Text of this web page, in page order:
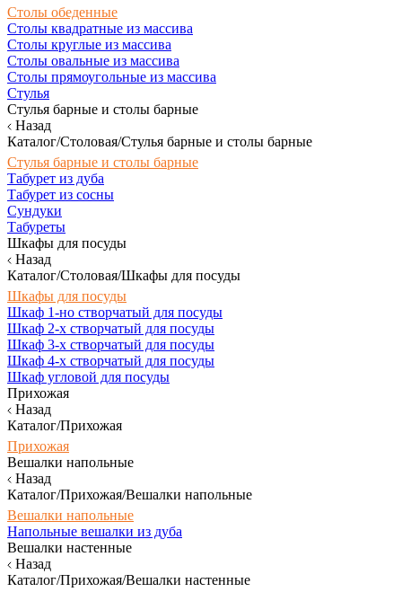
Столы обеденные
Столы квадратные из массива
Столы круглые из массива
Столы овальные из массива
Столы прямоугольные из массива
Стулья
Стулья барные и столы барные
Назад
Каталог/Столовая/Стулья барные и столы барные
Стулья барные и столы барные
Табурет из дуба
Табурет из сосны
Сундуки
Табуреты
Шкафы для посуды
Назад
Каталог/Столовая/Шкафы для посуды
Шкафы для посуды
Шкаф 1-но створчатый для посуды
Шкаф 2-х створчатый для посуды
Шкаф 3-х створчатый для посуды
Шкаф 4-х створчатый для посуды
Шкаф угловой для посуды
Прихожая
Назад
Каталог/Прихожая
Прихожая
Вешалки напольные
Назад
Каталог/Прихожая/Вешалки напольные
Вешалки напольные
Напольные вешалки из дуба
Вешалки настенные
Назад
Каталог/Прихожая/Вешалки настенные